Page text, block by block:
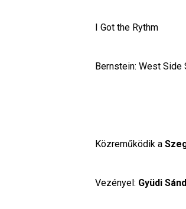
I Got
Bernstein: West Side
Közreműködik a
Vezényel: Gyüdi